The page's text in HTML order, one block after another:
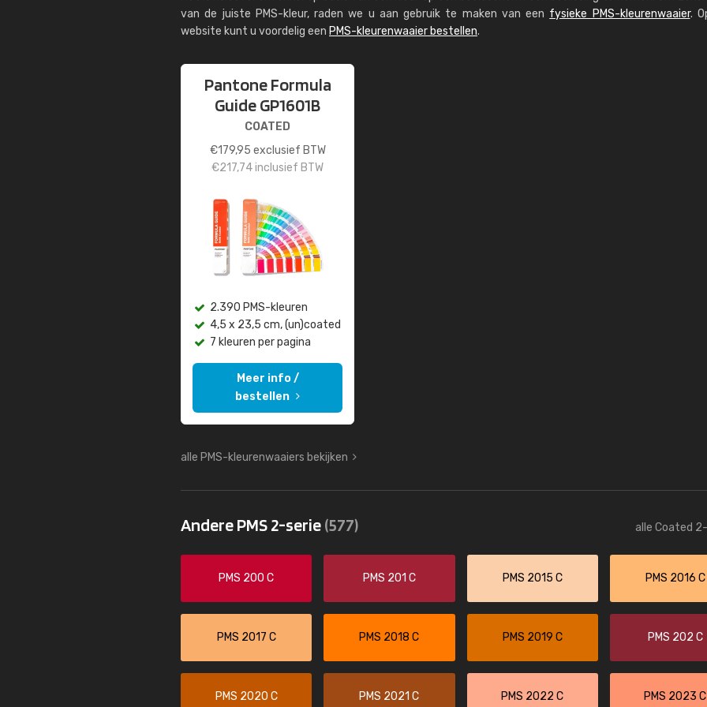
van de juiste PMS-kleur, raden we u aan gebruik te maken van een fysieke PMS-kleurenwaaier.
website kunt u voordelig een PMS-kleurenwaaier bestellen.
Pantone Formula
Guide GP1601B
COATED
€179,95 exclusief BTW
€217,74inclusief BTW
2.390 PMS-kleuren
4,5 x 23,5 cm, (un)coated
7 kleuren per pagina
Meer info /
bestellen
alle PMS-kleurenwaaiers bekijken
Andere PMS 2-serie(577) alle Coated
PMS 200 C PMS 201 C PMS 2015 C PMS 2016 C
PMS 2017 C PMS 2018 C PMS 2019 C PMS 202 C
PMS 2020 C PMS 2021 C PMS 2022 C PMS 2023 C